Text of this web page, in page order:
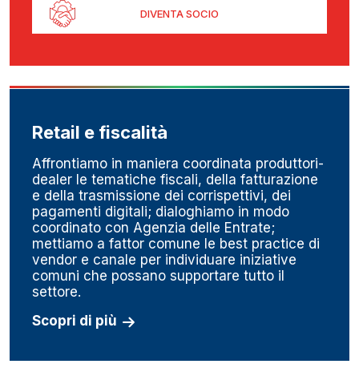
DIVENTA SOCIO
Retail e fiscalità
Affrontiamo in maniera coordinata produttori-
dealer le tematiche fiscali, della fatturazione
e della trasmissione dei corrispettivi, dei
pagamenti digitali; dialoghiamo in modo
coordinato con Agenzia delle Entrate;
mettiamo a fattor comune le best practice di
vendor e canale per individuare iniziative
comuni che possano supportare tutto il
settore.
Scopri di più